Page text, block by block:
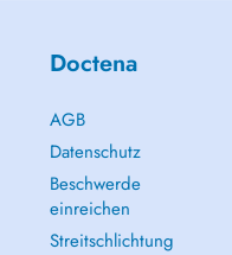
Doctena
AGB
Datenschutz
Beschwerde
einreichen
Streitschlichtung